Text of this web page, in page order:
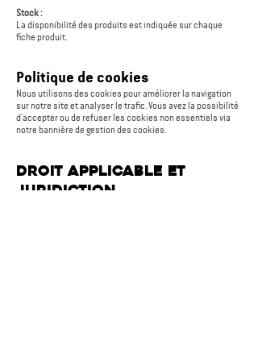
Stock :
La disponibilité des produits est indiquée sur chaque
fiche produit.
Politique de cookies
Nous utilisons des cookies pour améliorer la navigation
sur notre site et analyser le trafic. Vous avez la possibilité
d'accepter ou de refuser les cookies non essentiels via
notre bannière de gestion des cookies.
Droit applicable et
juridiction